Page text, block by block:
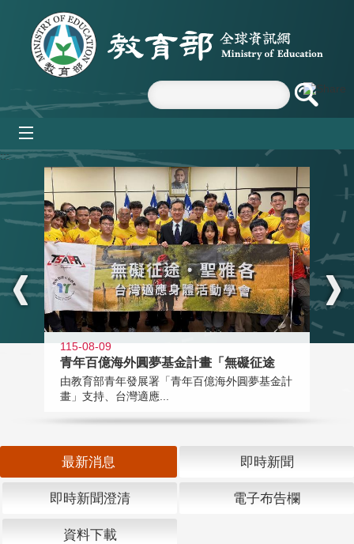
跳到主要內容區塊
:::
115-08-09
青年百億海外圓夢基金計畫「無礙征途
由教育部青年發展署「青年百億海外圓夢基金計
畫」支持、台灣適應...
最新消息 即時新聞
即時新聞澄清 電子布告欄
資料下載